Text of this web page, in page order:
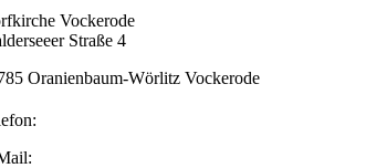
Vockerode
Straße 4
Oranienbaum-Wörlitz Vockerode